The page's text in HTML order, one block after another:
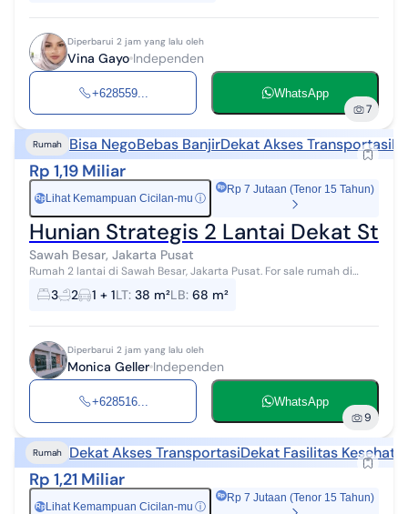
Diperbarui 2 jam yang lalu oleh
Vina Gayo Independen
+628559... WhatsApp
7
Rumah Bisa NegoBebas BanjirDekat Akses Transportasi
Rp 1,19 Miliar
Rp Lihat Kemampuan Cicilan-mu ⓘ
Rp 7 Jutaan (Tenor 15 Tahun)
Hunian Strategis 2 Lantai Dekat
Sawah Besar, Jakarta Pusat
Rumah 2 lantai di Sawah Besar, Jakarta Pusat. For sale rumah di
wilayah yang asri dengan pemandangan permukiman warga.
Properti 2 lantai bergaya m...
3 2 1 + 1LT: 38 m²LB: 68 m²
Diperbarui 2 jam yang lalu oleh
Monica Geller Independen
+628516... WhatsApp
9
Rumah Dekat Akses TransportasiDekat Fasilitas
Rp 1,21 Miliar
Rp Lihat Kemampuan Cicilan-mu ⓘ
Rp 7 Jutaan (Tenor 15 Tahun)